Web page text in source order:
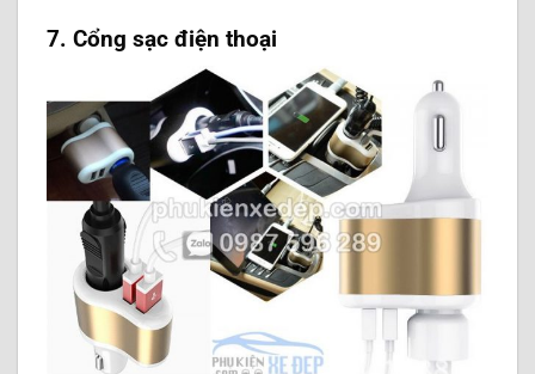
7. Cổng sạc điện thoại